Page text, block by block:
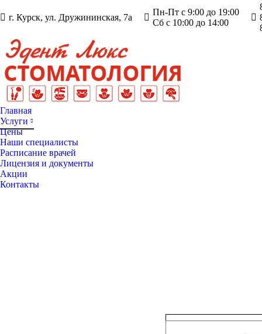
г. Курск, ул. Дружининская, 7а
Пн-Пт с 9:00 до 19:00
Сб с 10:00 до 14:00
Главная
Услуги
Цены
Наши специалисты
Расписание врачей
Лицензия и документы
Акции
Контакты